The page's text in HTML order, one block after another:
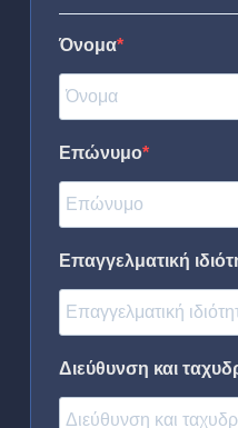
Όνομα
Επώνυμο
Επαγγελματική
Διεύθυνση και